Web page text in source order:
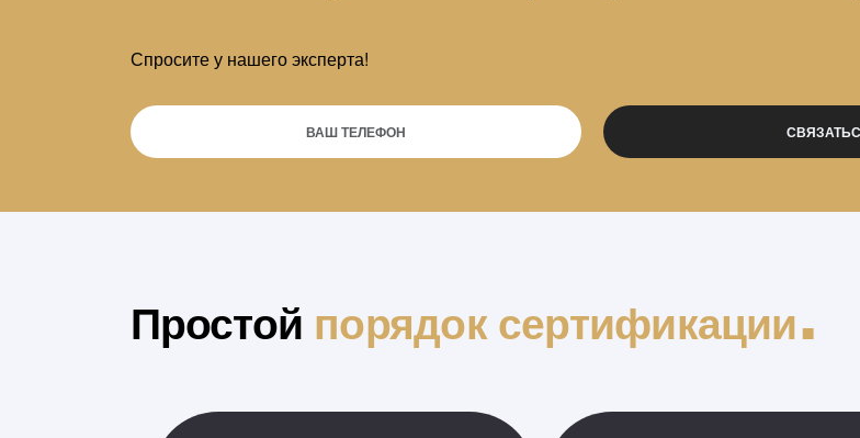
Спросите у нашего эксперта!
Простой порядок сертификации.